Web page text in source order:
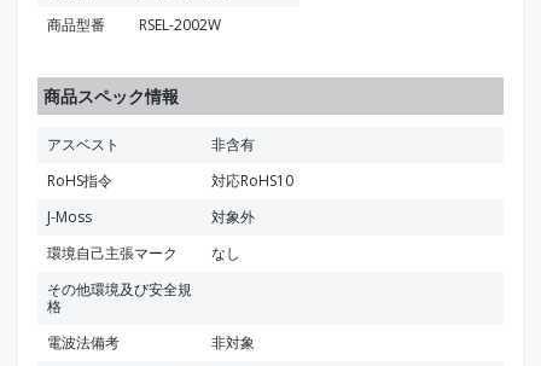
商品型番
RSEL-2002W
商品スペック情報
アスベスト
非含有
RoHS指令
対応RoHS10
J-Moss
対象外
環境自己主張マーク
なし
その他環境及び安全規
格
電波法備考
非対象